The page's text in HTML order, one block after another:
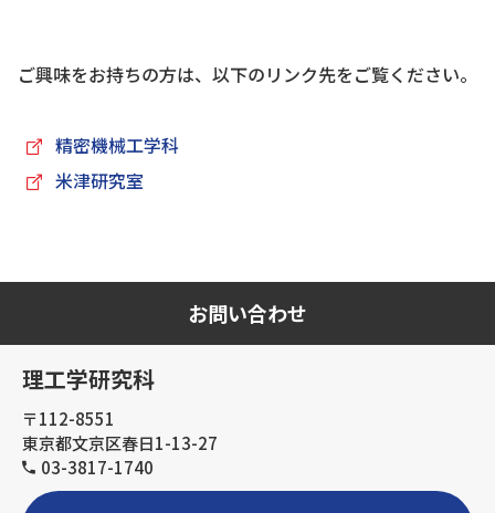
ご興味をお持ちの方は、以下のリンク先をご覧ください。
精密機械工学科
米津研究室
お問い合わせ
理工学研究科
〒112-8551
東京都文京区春日1-13-27
03-3817-1740